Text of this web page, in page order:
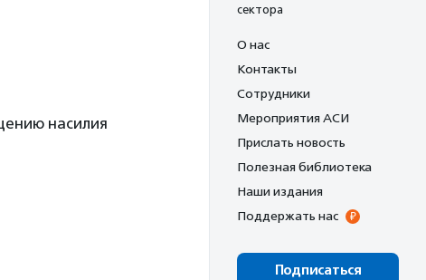
насилия
сектора
О нас
Контакты
Сотрудники
Мероприятия АСИ
Прислать новость
Полезная библиотека
Наши издания
Поддержать нас
Подписаться